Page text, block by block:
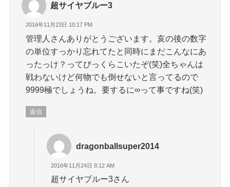
超サイヤブルー3
2016年11月23日 10:17 PM
管理人さんありがとうございます。亥の後の数字
の単位すっかり忘れてたと同時にまだこんなにあ
ったっけ？ってびっくらこいたぞ(笑)全ちゃんは
戦わないけど何物でも倒せないと言ってるので
9999極でしょうね。要するに∞って事ですね(笑)
返信
dragonballsuper2014
2016年11月24日 8:12 AM
超サイヤブルー3さん